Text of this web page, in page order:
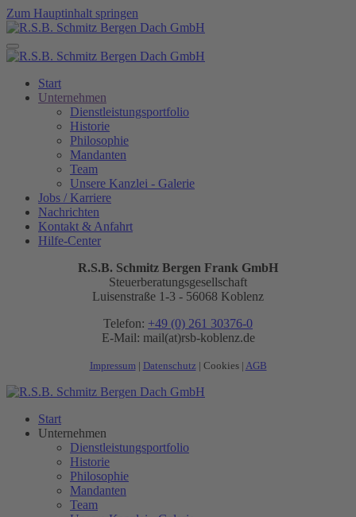
Zum Hauptinhalt springen
Start
Unternehmen
Dienstleistungsportfolio
Historie
Philosophie
Mandanten
Team
Unsere Kanzlei - Galerie
Jobs / Karriere
Nachrichten
Kontakt & Anfahrt
Hilfe-Center
R.S.B. Schmitz Bergen Frank GmbH
Steuerberatungsgesellschaft
Luisenstraße 1-3 - 56068 Koblenz
Telefon: +49 (0) 261 30376-0
E-Mail: mail(at)rsb-koblenz.de
Impressum| Datenschutz| Cookies| AGB
Start
Unternehmen
Dienstleistungsportfolio
Historie
Philosophie
Mandanten
Team